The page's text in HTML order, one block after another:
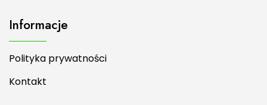
Informacje
Polityka prywatności
Kontakt